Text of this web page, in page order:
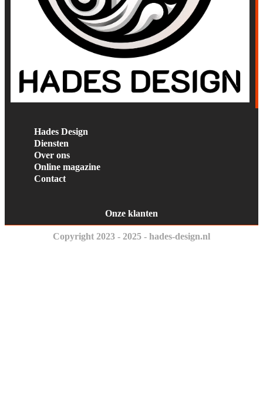
Hades Design
Diensten
Over ons
Online magazine
Contact
Onze klanten
Copyright 2023 - 2025 - hades-design.nl